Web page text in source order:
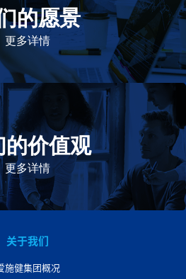
的愿景
更多详情
公民，在全球提供优质和患者可
传递我们的价值。
价值观
更多详情
存立和发展的基石。集团上下以
现集团目标而共同奋斗。
关于我们
施健集团概况